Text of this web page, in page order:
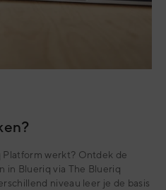
werkt? Ontdek de
in Blueriq via The Blueriq
niveau leer je de basis